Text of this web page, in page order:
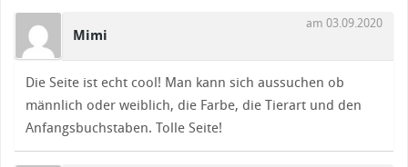
Mimi
am 03.09.2020
Die Seite ist echt cool! Man kann sich aussuchen ob
männlich oder weiblich, die Farbe, die Tierart und den
Anfangsbuchstaben. Tolle Seite!